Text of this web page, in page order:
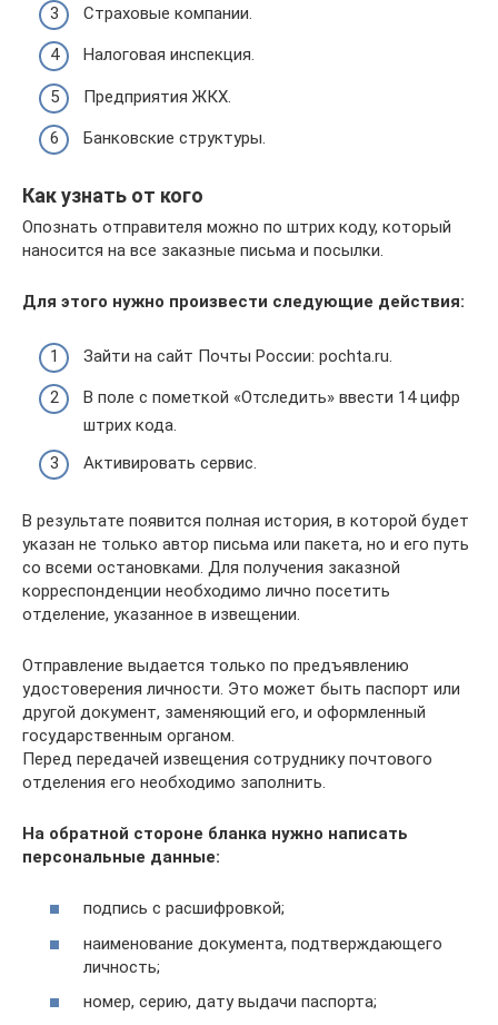
Страховые компании.
Налоговая инспекция.
Предприятия ЖКХ.
Банковские структуры.
Как узнать от кого
Опознать отправителя можно по штрих коду, который
наносится на все заказные письма и посылки.
Для этого нужно произвести следующие действия:
Зайти на сайт Почты России: pochta.ru.
В поле с пометкой «Отследить» ввести 14 цифр
штрих кода.
Активировать сервис.
В результате появится полная история, в которой будет
указан не только автор письма или пакета, но и его путь
со всеми остановками. Для получения заказной
корреспонденции необходимо лично посетить
отделение, указанное в извещении.
Отправление выдается только по предъявлению
удостоверения личности. Это может быть паспорт или
другой документ, заменяющий его, и оформленный
государственным органом.
Перед передачей извещения сотруднику почтового
отделения его необходимо заполнить.
На обратной стороне бланка нужно написать
персональные данные:
подпись с расшифровкой;
наименование документа, подтверждающего
личность;
номер, серию, дату выдачи паспорта;